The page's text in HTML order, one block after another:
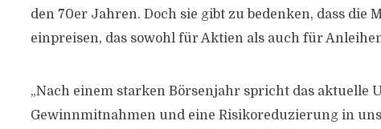
den 70er Jahren. Doch sie gibt zu bedenken, dass die
einpreisen, das sowohl für Aktien als auch für
„Nach einem starken Börsenjahr spricht das aktuelle
Gewinnmitnahmen und eine Risikoreduzierung in